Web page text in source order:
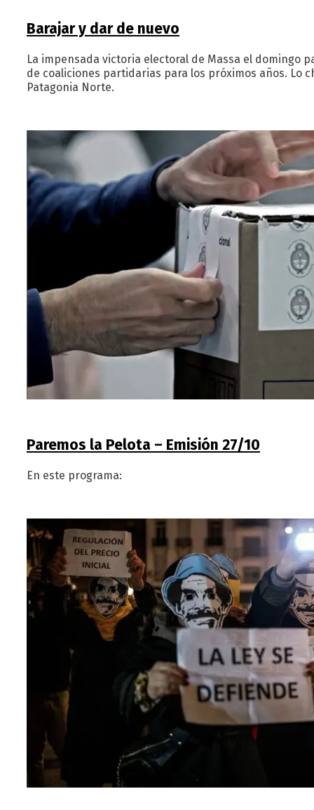
Barajar y dar de nuevo
La impensada victoria electoral de Massa el domingo
de coaliciones partidarias para los próximos años. Lo
Patagonia Norte.
Paremos la Pelota – Emisión 27/10
En este programa: